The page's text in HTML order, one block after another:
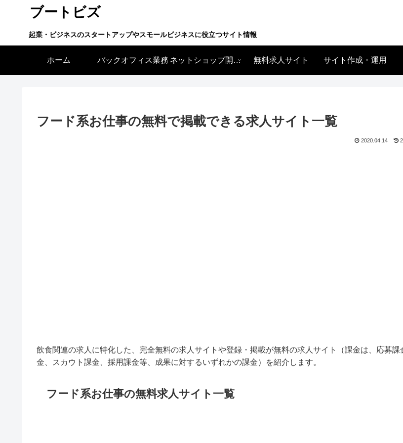
ブートビズ
起業・ビジネスのスタートアップやスモールビジネスに役立つサイト情報
ホーム バックオフィス業務 ネットショップ開業・運営 無料求人サイト サイト作成・運用
フード系お仕事の無料で掲載できる求人サイト一覧
2020.04.14
飲食関連の求人に特化した、完全無料の求人サイトや登録・掲載が無料の求人サイト（課金は、応募課
金、スカウト課金、採用課金等、成果に対するいずれかの課金）を紹介します。
フード系お仕事の無料求人サイト一覧